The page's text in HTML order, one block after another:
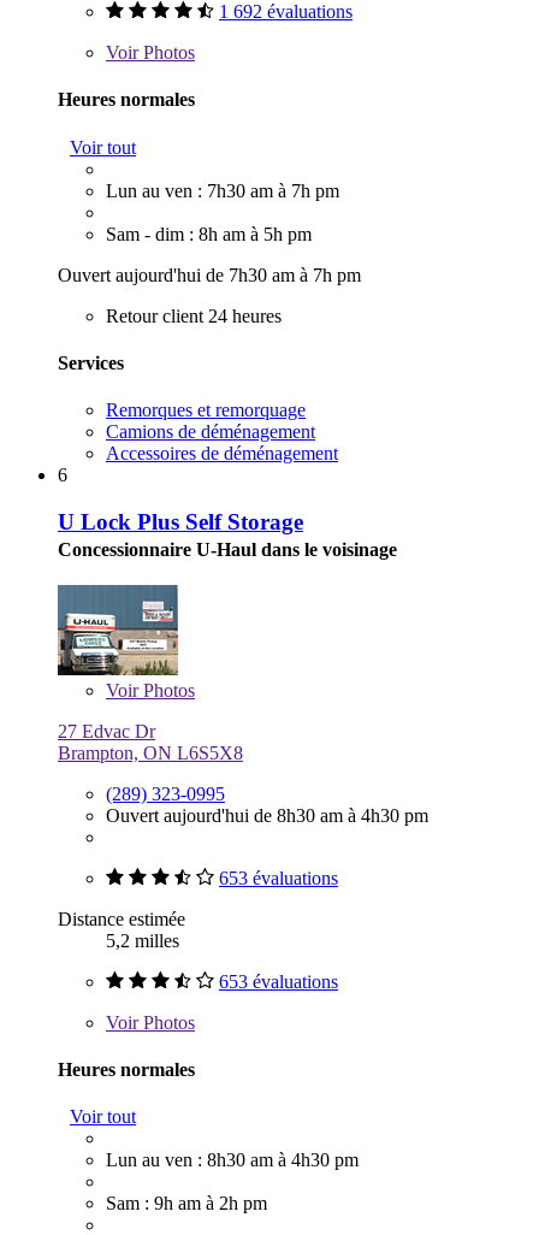
1 692 évaluations
VoirPhotos
Heures normales
Voir tout
Lun au ven : 7h30 am à 7h pm
Sam - dim : 8h am à 5h pm
Ouvert aujourd'hui de 7h30 am à 7h pm
Retour client 24 heures
Services
Remorques et remorquage
Camions de déménagement
Accessoires de déménagement
6
U Lock Plus Self Storage
Concessionnaire U-Haul dans le voisinage
VoirPhotos
27 Edvac Dr
Brampton, ON L6S5X8
(289) 323-0995
Ouvert aujourd'hui de 8h30 am à 4h30 pm
653 évaluations
Distance estimée
5,2 milles
653 évaluations
VoirPhotos
Heures normales
Voir tout
Lun au ven : 8h30 am à 4h30 pm
Sam : 9h am à 2h pm